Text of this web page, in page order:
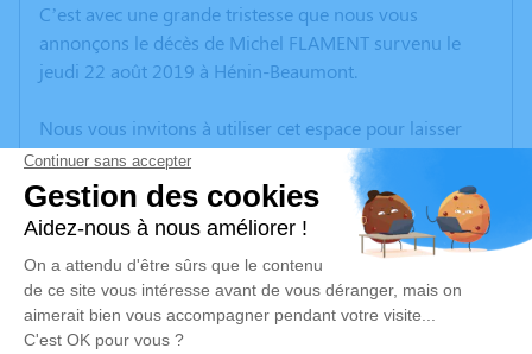
C’est avec une grande tristesse que nous vous
annonçons le décès de Michel FLAMENT survenu le
jeudi 22 août 2019 à Hénin-Beaumont.
Nous vous invitons à utiliser cet espace pour laisser
vos condoléances, partager des photos souvenirs, une
anecdote ou exprimer vos pensées à travers des
poèmes ou des textes. Cet endroit est un lieu
d'expression dédié à honorer la mémoire de Michel
FLAMENT.
Un service de plantation d’arbre hommage est